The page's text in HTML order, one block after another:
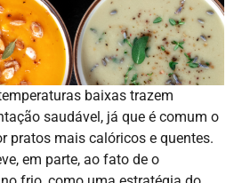
baixas trazem
saudável, já que é comum o
pratos mais calóricos e quentes.
em parte, ao fato de o